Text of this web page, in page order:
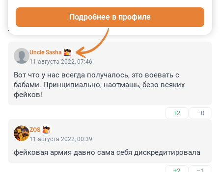
КОММЕНТАРИИ 43
Uncle Sasha
Подробнее в профиле
11 августа 2022, 07:46
Вот что у нас всегда получалось, это воевать с
бабами. Принципиально, наотмашь, безо всяких
фейков!
+2 –0
ZOS
11 августа 2022, 00:39
фейковая армия давно сама себя дискредитировала